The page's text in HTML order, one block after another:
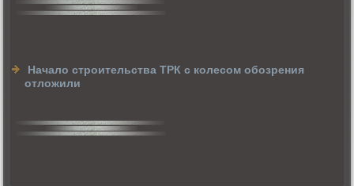
Начало строительства ТРК с колесом обозрения
отложили